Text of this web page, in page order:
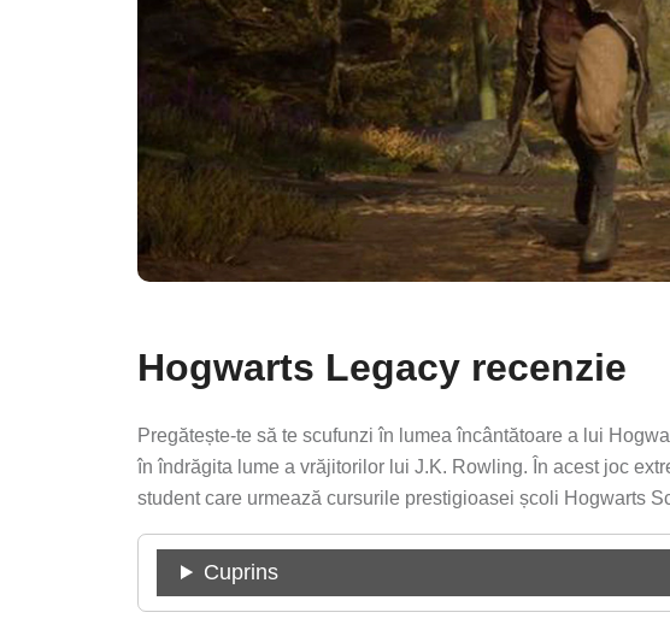
Hogwarts Legacy recenzie
Pregătește-te să te scufunzi în lumea încântătoare a lui
în îndrăgita lume a vrăjitorilor lui J.K. Rowling. În acest joc
student care urmează cursurile prestigioasei școli Hogwarts
Cuprins